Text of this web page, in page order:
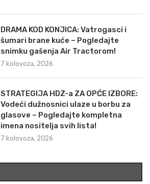
DRAMA KOD KONJICA: Vatrogasci i
šumari brane kuće – Pogledajte
snimku gašenja Air Tractorom!
7 kolovoza, 2026
STRATEGIJA HDZ-a ZA OPĆE IZBORE:
Vodeći dužnosnici ulaze u borbu za
glasove – Pogledajte kompletna
imena nositelja svih lista!
7 kolovoza, 2026